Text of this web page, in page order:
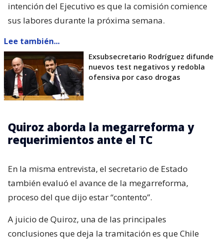
intención del Ejecutivo es que la comisión comience
sus labores durante la próxima semana.
Lee también...
Exsubsecretario Rodríguez difunde
nuevos test negativos y redobla
ofensiva por caso drogas
Quiroz aborda la megarreforma y
requerimientos ante el TC
En la misma entrevista, el secretario de Estado
también evaluó el avance de la megarreforma,
proceso del que dijo estar “contento”.
A juicio de Quiroz, una de las principales
conclusiones que deja la tramitación es que Chile